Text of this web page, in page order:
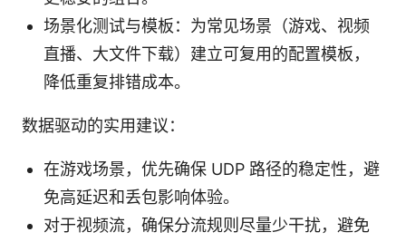
场景化测试与模板：为常见场景（游戏、视频
直播、大文件下载）建立可复用的配置模板，
降低重复排错成本。
数据驱动的实用建议：
在游戏场景，优先确保 UDP 路径的稳定性，避
免高延迟和丢包影响体验。
对于视频流，确保分流规则尽量少干扰，避免